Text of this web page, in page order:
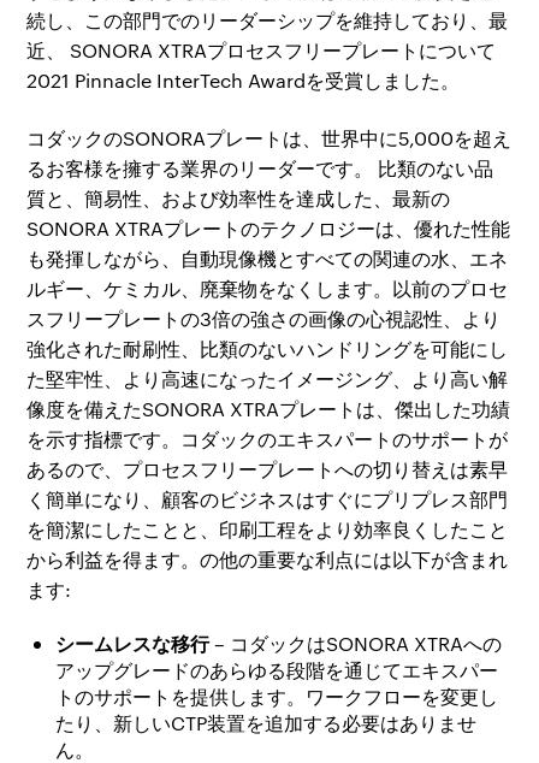
続し、この部門でのリーダーシップを維持しており、最
近、 SONORA XTRAプロセスフリープレートについて
2021 Pinnacle InterTech Awardを受賞しました。
コダックのSONORAプレートは、世界中に5,000を超え
るお客様を擁する業界のリーダーです。 比類のない品
質と、簡易性、および効率性を達成した、最新の
SONORA XTRAプレートのテクノロジーは、優れた性能
も発揮しながら、自動現像機とすべての関連の水、エネ
ルギー、ケミカル、廃棄物をなくします。以前のプロセ
スフリープレートの3倍の強さの画像の心視認性、より
強化された耐刷性、比類のないハンドリングを可能にし
た堅牢性、より高速になったイメージング、より高い解
像度を備えたSONORA XTRAプレートは、傑出した功績
を示す指標です。コダックのエキスパートのサポートが
あるので、プロセスフリープレートへの切り替えは素早
く簡単になり、顧客のビジネスはすぐにプリプレス部門
を簡潔にしたことと、印刷工程をより効率良くしたこと
から利益を得ます。の他の重要な利点には以下が含まれ
ます:
シームレスな移行– コダックはSONORA XTRAへの
アップグレードのあらゆる段階を通じてエキスパー
トのサポートを提供します。ワークフローを変更し
たり、新しいCTP装置を追加する必要はありませ
ん。